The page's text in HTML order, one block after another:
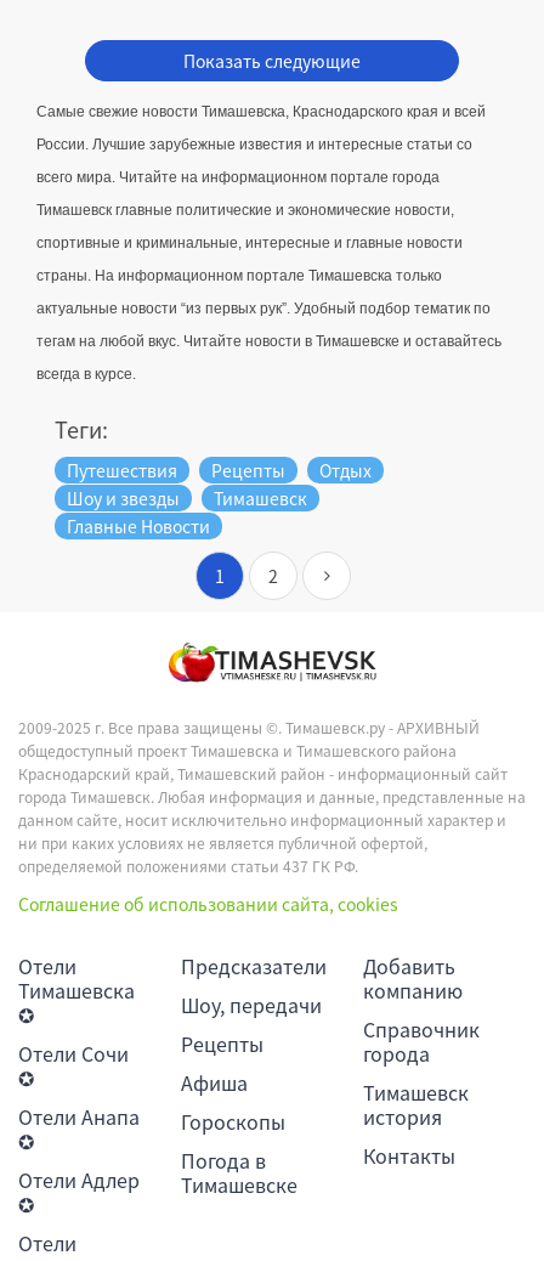
Показать следующие
Самые свежие новости Тимашевска, Краснодарского края и всей
России. Лучшие зарубежные известия и интересные статьи со
всего мира. Читайте на информационном портале города
Тимашевск главные политические и экономические новости,
спортивные и криминальные, интересные и главные новости
страны. На информационном портале Тимашевска только
актуальные новости “из первых рук”. Удобный подбор тематик по
тегам на любой вкус. Читайте новости в Тимашевске и оставайтесь
всегда в курсе.
Теги:
Путешествия Рецепты
Отдых
Шоу и звезды
Тимашевск
Главные Новости
1 2
2009-2025 г. Все права защищены ©.Тимашевск.ру - АРХИВНЫЙ
общедоступный проект Тимашевска и Тимашевского района
Краснодарский край, Тимашевский район - информационный сайт
города Тимашевск. Любая информация и данные, представленные на
данном сайте, носит исключительно информационный характер и
ни при каких условиях не является публичной офертой,
определяемой положениями статьи 437 ГК РФ.
Соглашение об использовании сайта, cookies
Отели
Тимашевска
✪
Отели Сочи
✪
Отели Анапа
✪
Отели Адлер
✪
Отели
Предсказатели
Шоу, передачи
Рецепты
Афиша
Гороскопы
Погода в
Тимашевске
Добавить
компанию
Справочник
города
Тимашевск
история
Контакты